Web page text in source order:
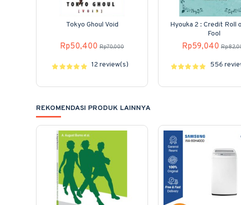
Tokyo Ghoul Void
Rp50,400 Rp70,000
12 review(s)
Hyouka 2 : Credit Roll
Fool
Rp59,040
556
REKOMENDASI PRODUK LAINNYA